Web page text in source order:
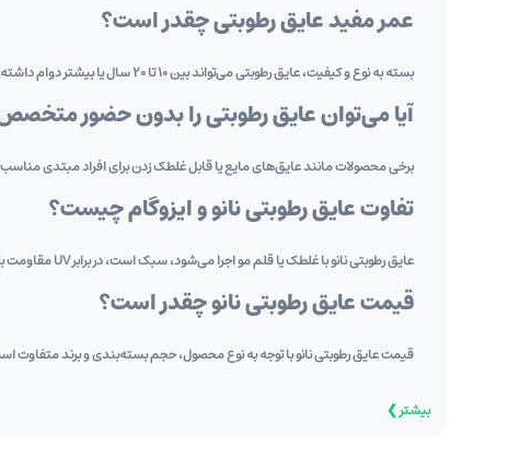
عمر مفید عایق رطوبتی چقدر است؟
بسته به نوع و کیفیت، عایق رطوبتی می‌تواند بین 10 تا 20 سال یا بیشتر دوام داشته باشد؛ به شرط نصب صحیح و نگهداری مناسب. عمر عایق رطوبتی نانو بین 15 تا 30 سال است.
آیا می‌توان عایق رطوبتی را بدون حضور
برخی محصولات مانند عایق‌های مایع یا قابل غلطک زدن برای افراد مبتدی
تفاوت عایق رطوبتی نانو و ایزوگام چیست؟
عایق رطوبتی نانو با غلطک یا قلم ‌مو اجرا می‌شود، سبک است، در برابر UV مقاومت بالایی دارد و عمر مفید آن 20 تا 30 سال درنظر گرفته می شود. در حالی که ایزوگام با حرارت اجرا می‌ شود، سنگین است و عمر مفید کمتری دارد.
قیمت عایق رطوبتی نانو چقدر است؟
قیمت عایق رطوبتی نانو با توجه به نوع محصول، حجم بسته‌بندی و برند متفاوت است.
بیشتر ❯